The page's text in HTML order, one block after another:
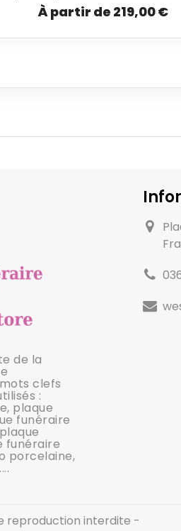
À partir de 219,00 €
de la
clefs
:
plaque
funéraire
funéraire
porcelaine,
reproduction interdite -